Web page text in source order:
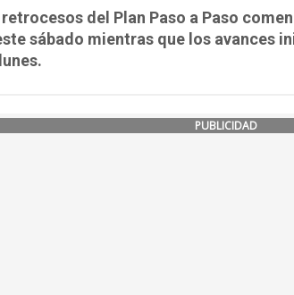
del Plan Paso a Paso
sábado mientras que los avances
PUBLICIDAD